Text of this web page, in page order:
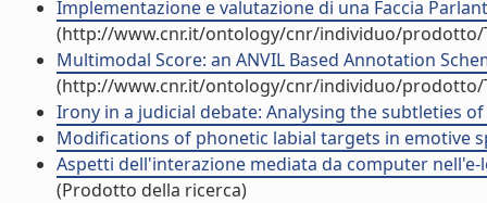
Implementazione e valutazione di una Faccia
(http://www.cnr.it/ontology/cnr/individuo/prodotto/
Multimodal Score: an ANVIL Based Annotation
(http://www.cnr.it/ontology/cnr/individuo/prodotto/
Irony in a judicial debate: Analysing the subtleties
Modifications of phonetic labial targets in emotive
Aspetti dell'interazione mediata da computer
(Prodotto della ricerca)